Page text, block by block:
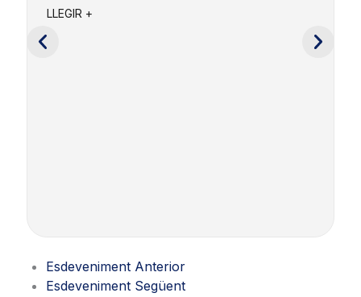
LLEGIR +
Esdeveniment Anterior
Esdeveniment Següent